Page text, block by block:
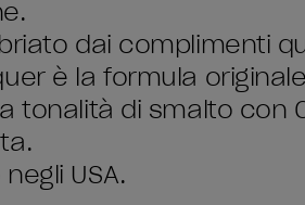
dai complimenti
è la formula
tonalità di smalto con
USA.